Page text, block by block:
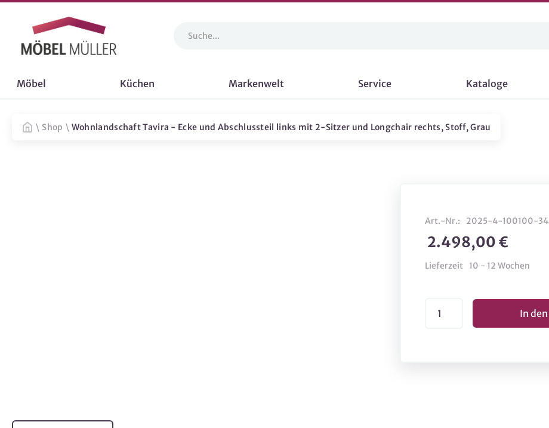
Möbel Küchen Markenwelt Service Kataloge
\ Shop \ Wohnlandschaft Tavira - Ecke und Abschlussteil links mit 2-Sitzer und Longchair rechts, Stoff, Grau
Art.-Nr.: 2025-4-100100-34
2.498,00 €
Lieferzeit 10 - 12 Wochen